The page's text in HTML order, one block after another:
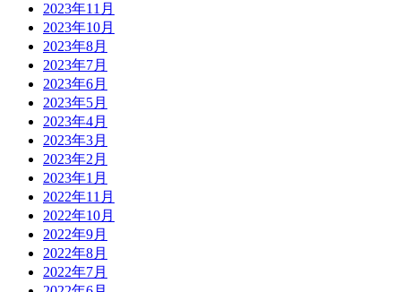
2023年11月
2023年10月
2023年8月
2023年7月
2023年6月
2023年5月
2023年4月
2023年3月
2023年2月
2023年1月
2022年11月
2022年10月
2022年9月
2022年8月
2022年7月